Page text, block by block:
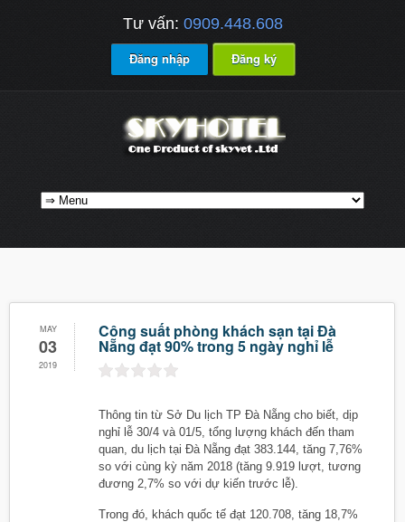
Tư vấn: 0909.448.608
Đăng nhập Đăng ký
MAY
03
2019
Công suất phòng khách sạn tại Đà
Nẵng đạt 90% trong 5 ngày nghỉ lễ
Thông tin từ Sở Du lịch TP Đà Nẵng cho biết, dịp
nghỉ lễ 30/4 và 01/5, tổng lượng khách đến tham
quan, du lịch tại Đà Nẵng đạt 383.144, tăng 7,76%
so với cùng kỳ năm 2018 (tăng 9.919 lượt, tương
đương 2,7% so với dự kiến trước lễ).
Trong đó, khách quốc tế đạt 120.708, tăng 18,7%